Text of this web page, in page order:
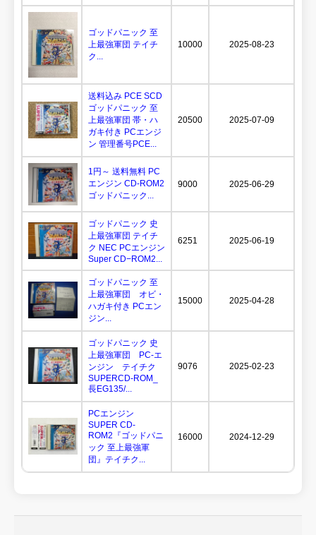
ゴッドパニック 至
上最強軍団 テイチ
ク...
10000 2025-08-23
送料込み PCE SCD
ゴッドパニック 至
上最強軍団 帯・ハ
ガキ付き PCエンジ
ン 管理番号PCE...
20500 2025-07-09
1円～ 送料無料 PC
エンジン CD-ROM2
ゴッドパニック...
9000 2025-06-29
ゴッドパニック 史
上最強軍団 テイチ
ク NEC PCエンジン
Super CD−ROM2...
6251 2025-06-19
ゴッドパニック 至
上最強軍団 オビ・
ハガキ付き PCエン
ジン...
15000 2025-04-28
ゴッドパニック 史
上最強軍団 PC-エ
ンジン テイチク
SUPERCD-ROM_
長EG135/...
9076 2025-02-23
PCエンジン
SUPER CD-
ROM2『ゴッドパニ
ック 至上最強軍
団』テイチク...
16000 2024-12-29